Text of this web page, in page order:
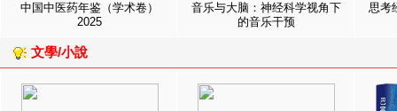
中国中医药年鉴（学术卷）
2025
音乐与大脑：神经科学视角下
的音乐干预
思考
文學/小說